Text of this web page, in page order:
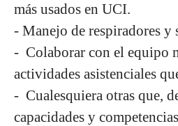
más usados en UCI.
- Manejo de respiradores y
- Colaborar con el equipo
actividades asistenciales
- Cualesquiera otras que,
capacidades y